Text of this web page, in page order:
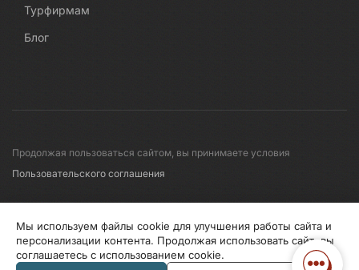
Турфирмам
Блог
Продолжая пользоваться сайтом, вы принимаете условия
Пользовательского соглашения
© 2008-2026 Первые линии
Информация по исп. cookies Правила обработки перс.данных
Мы используем файлы cookie для улучшения работы сайта и
персонализации контента. Продолжая использовать сайт, вы
соглашаетесь с использованием cookie.